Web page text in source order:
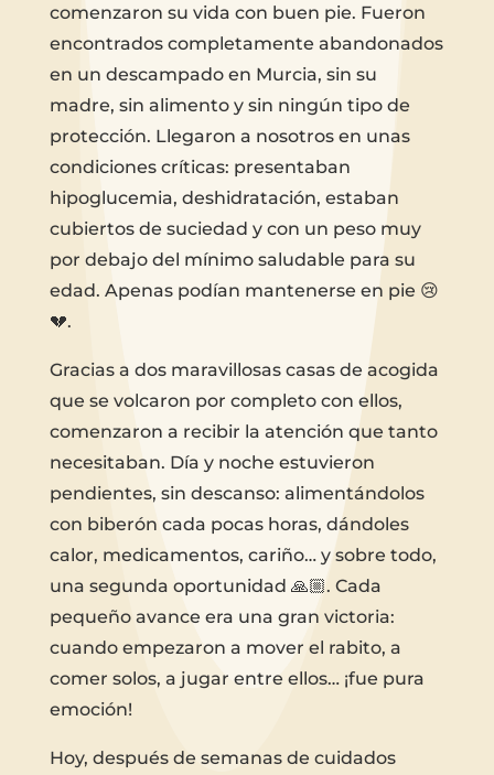
comenzaron su vida con buen pie. Fueron
encontrados completamente abandonados
en un descampado en Murcia, sin su
madre, sin alimento y sin ningún tipo de
protección. Llegaron a nosotros en unas
condiciones críticas: presentaban
hipoglucemia, deshidratación, estaban
cubiertos de suciedad y con un peso muy
por debajo del mínimo saludable para su
edad. Apenas podían mantenerse en pie 😢
💔.
Gracias a dos maravillosas casas de acogida
que se volcaron por completo con ellos,
comenzaron a recibir la atención que tanto
necesitaban. Día y noche estuvieron
pendientes, sin descanso: alimentándolos
con biberón cada pocas horas, dándoles
calor, medicamentos, cariño… y sobre todo,
una segunda oportunidad 🙏🏼. Cada
pequeño avance era una gran victoria:
cuando empezaron a mover el rabito, a
comer solos, a jugar entre ellos… ¡fue pura
emoción!
Hoy, después de semanas de cuidados